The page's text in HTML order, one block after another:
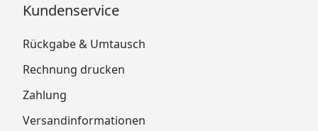
Kundenservice
Rückgabe & Umtausch
Rechnung drucken
Zahlung
Versandinformationen